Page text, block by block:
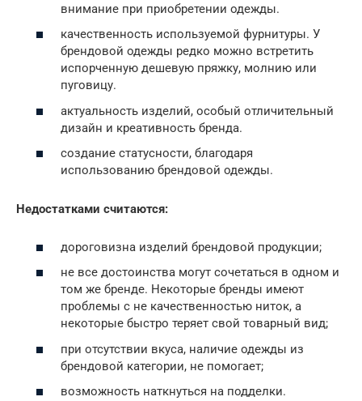
внимание при приобретении одежды.
качественность используемой фурнитуры. У
брендовой одежды редко можно встретить
испорченную дешевую пряжку, молнию или
пуговицу.
актуальность изделий, особый отличительный
дизайн и креативность бренда.
создание статусности, благодаря
использованию брендовой одежды.
Недостатками считаются:
дороговизна изделий брендовой продукции;
не все достоинства могут сочетаться в одном и
том же бренде. Некоторые бренды имеют
проблемы с не качественностью ниток, а
некоторые быстро теряет свой товарный вид;
при отсутствии вкуса, наличие одежды из
брендовой категории, не помогает;
возможность наткнуться на подделки.